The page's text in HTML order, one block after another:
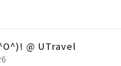
@ UTravel